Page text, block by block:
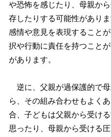
恐怖を感じたり、母親から
存したりする可能性があり
感情や意見を表現すること
択や行動に責任を持つこと
があります。
逆に、父親が過保護的で
ら、その組み合わせもよく
合、子どもは父親から受け
思ったり、母親から受ける